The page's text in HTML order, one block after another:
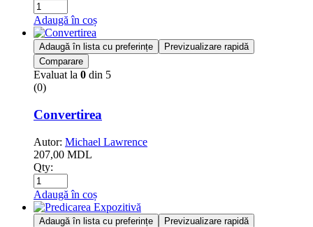
Adaugă în coș
Adaugă în lista cu preferințe
Previzualizare rapidă
Comparare
Evaluat la 0 din 5
(0)
Convertirea
Autor: Michael Lawrence
207,00 MDL
Qty:
Adaugă în coș
Adaugă în lista cu preferințe
Previzualizare rapidă